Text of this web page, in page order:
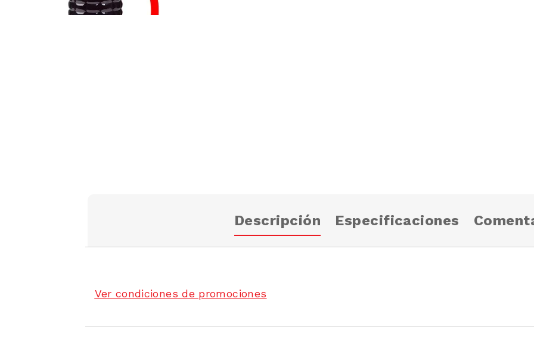
Descripción Especificaciones
Ver condiciones de promociones